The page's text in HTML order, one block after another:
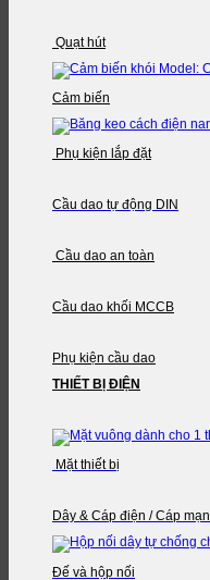
Quạt hút
Cảm biến
Phụ kiện lắp đặt
Cầu dao tự động DIN
Cầu dao an toàn
Cầu dao khối MCCB
Phụ kiện cầu dao
THIẾT BỊ ĐIỆN
Mặt thiết bị
Dây & Cáp điện / Cáp
Đế và hộp nối